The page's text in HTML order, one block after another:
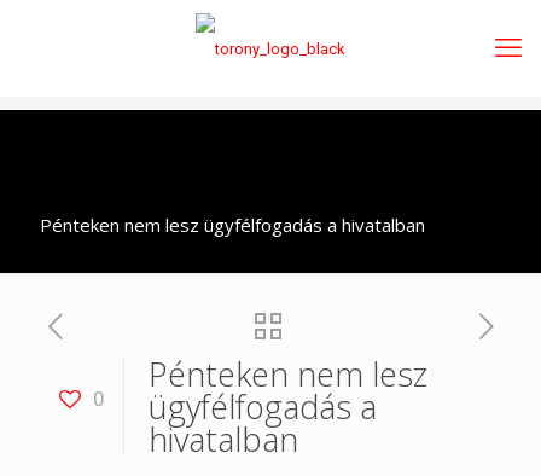
Pénteken nem lesz ügyfélfogadás a hivatalban
0
Pénteken nem lesz
ügyfélfogadás a
hivatalban